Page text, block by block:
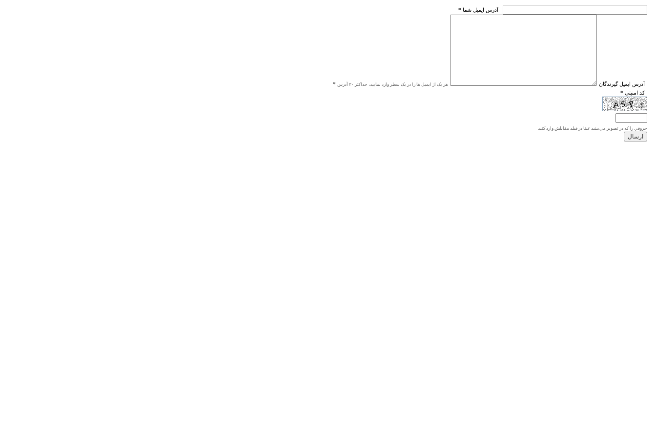
* آدرس ايميل شما
* آدرس ايميل گيرندگان هر یک از ایمیل ها را در یک سطر وارد نمایید، حداکثر ۲۰ آدرس
* کد امنیتی
حروفي را كه در تصوير مي‌بينيد عينا در فيلد مقابلش وارد كنيد